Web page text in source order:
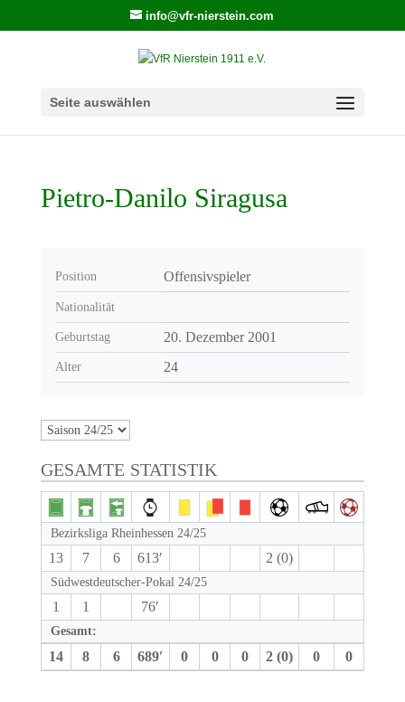
info@vfr-nierstein.com
Seite auswählen
Pietro-Danilo Siragusa
Position Offensivspieler
Nationalität
Geburtstag 20. Dezember 2001
Alter 24
GESAMTE STATISTIK
Bezirksliga Rheinhessen 24/25
13 7 6 613′ 2 (0)
Südwestdeutscher-Pokal 24/25
1 1 76′
Gesamt:
14 8 6 689′ 0 0 0 2 (0) 0 0